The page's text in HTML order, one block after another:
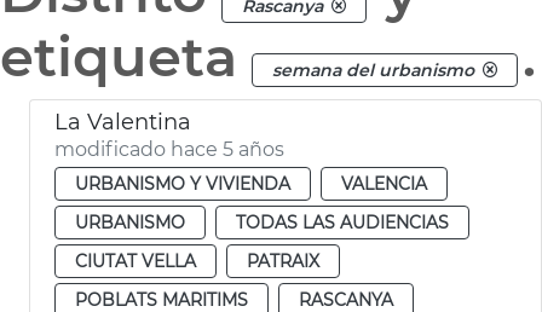
Rascanya
etiqueta
semana del urbanismo .
La Valentina
modificado hace 5 años
URBANISMO Y VIVIENDA
VALENCIA
URBANISMO
TODAS LAS AUDIENCIAS
CIUTAT VELLA
PATRAIX
POBLATS MARITIMS
RASCANYA